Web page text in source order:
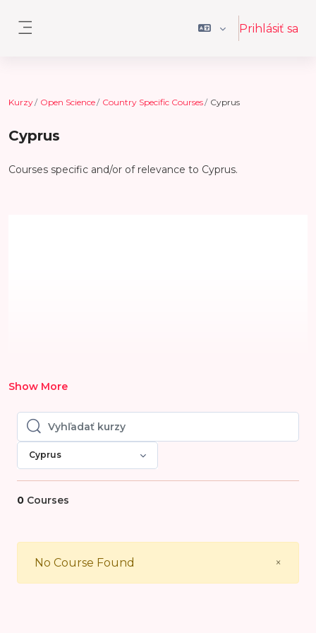
Prihlásiť sa
Kurzy Open Science Country Specific Courses Cyprus
Cyprus
Courses specific and/or of relevance to Cyprus.
Show More
Vyhľadať kurzy
Vyhľadať kurzy
Cyprus
0 Courses
×
No Course Found